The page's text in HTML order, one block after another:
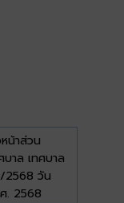
น้าส่วน
บาล เทศบาล
2568 วัน
. 2568